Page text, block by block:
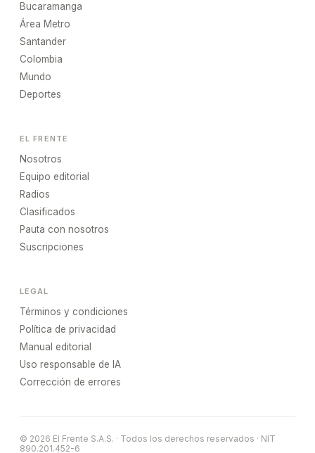
Bucaramanga
Área Metro
Santander
Colombia
Mundo
Deportes
EL FRENTE
Nosotros
Equipo editorial
Radios
Clasificados
Pauta con nosotros
Suscripciones
LEGAL
Términos y condiciones
Política de privacidad
Manual editorial
Uso responsable de IA
Corrección de errores
© 2026 El Frente S.A.S. · Todos los derechos reservados · NIT
890.201.452-6